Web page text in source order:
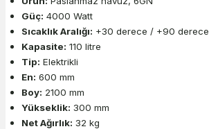
Güç: 4000 Watt
Sıcaklık Aralığı: +30 derece / +90 derece
Kapasite: 110 litre
Tip: Elektrikli
En: 600 mm
Boy: 2100 mm
Yükseklik: 300 mm
Net Ağırlık: 32 kg